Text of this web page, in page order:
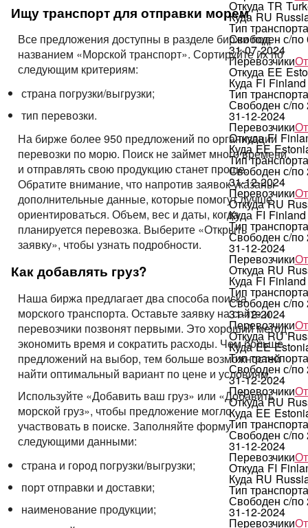
Откуда TR
Куда RU
Тип транспорта
Свободен с/по
31-07-2024
Перевозчики
Откуда EE
Куда FI Finland
Тип транспорта
Свободен с/по
31-12-2024
Перевозчики
Откуда FI
Куда EE
Тип транспорта
Свободен с/по
31-12-2024
Перевозчики
Откуда RU
Куда FI Finland
Тип транспорта
Свободен с/по
31-12-2024
Перевозчики
Откуда RU
Куда FI Finland
Тип транспорта
Свободен с/по
31-12-2024
Перевозчики
Откуда RU
Куда EE
Тип транспорта
Свободен с/по
31-12-2024
Перевозчики
Откуда RU
Куда EE
Тип транспорта
Свободен с/по
31-12-2024
Перевозчики
Откуда FI
Куда RU
Тип транспорта
Свободен с/по
31-12-2024
Перевозчики
Ищу транспорт для отправки морем
Все предложения доступны в разделе биржи под
названием «Морской транспорт». Сортируйте их по
следующим критериям:
страна погрузки/выгрузки;
тип перевозки.
На бирже более 950 предложений по организации
перевозки по морю. Поиск не займет много времени,
и отправлять свою продукцию станет проще.
Обратите внимание, что напротив заявок указаны
дополнительные данные, которые помогут лучше
ориентироваться. Объем, вес и даты, когда
планируется перевозка. Выберите «Открыть
заявку», чтобы узнать подробности.
Как добавлять груз?
Наша биржа предлагает два способа поиска
морского транспорта. Оставьте заявку на сайте и
перевозчики позвонят первыми. Это хороший метод
экономить время и сократить расходы. Чем больше
предложений на выбор, тем больше возможностей
найти оптимальный вариант по цене и условиям.
Используйте «Добавить ваш груз» или «Добавить
морской груз», чтобы предложение могло
участвовать в поиске. Заполняйте форму
следующими данными:
страна и город погрузки/выгрузки;
порт отправки и доставки;
наименование продукции;